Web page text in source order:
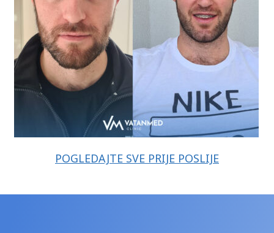
POGLEDAJTE SVE PRIJE POSLIJE